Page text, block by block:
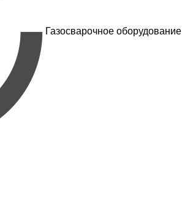
Газосварочное оборудование